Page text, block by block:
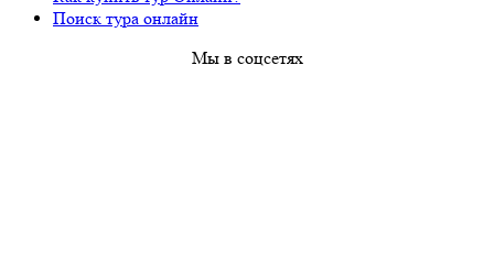
Поиск тура онлайн
Мы в соцсетях